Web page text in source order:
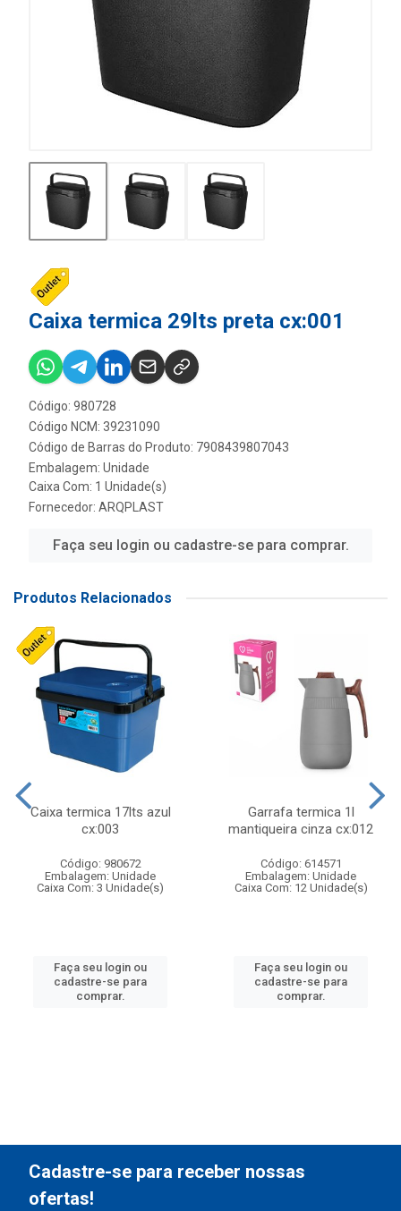
Caixa termica 29lts preta cx:001
Código: 980728
Código NCM: 39231090
Código de Barras do Produto: 7908439807043
Embalagem: Unidade
Caixa Com: 1 Unidade(s)
Fornecedor: ARQPLAST
Faça seu login ou cadastre-se para comprar.
Produtos Relacionados
Caixa termica 17lts azul
cx:003
Código: 980672
Embalagem: Unidade
Caixa Com: 3 Unidade(s)
Faça seu login ou
cadastre-se para
comprar.
Garrafa termica 1l
mantiqueira cinza cx:012
Código: 614571
Embalagem: Unidade
Caixa Com: 12 Unidade(s)
Faça seu login ou
cadastre-se para
comprar.
Cadastre-se para receber nossas
ofertas!